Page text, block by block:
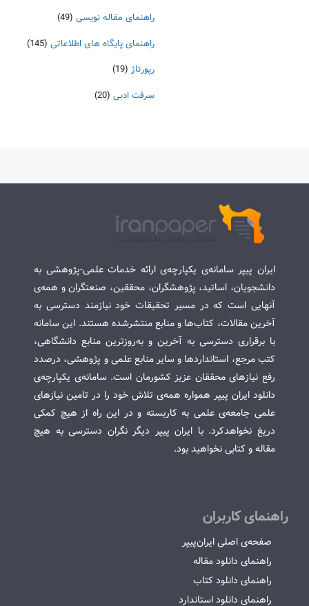
راهنمای مقاله نویسی (49)
راهنمای پایگاه های اطلاعاتی (145)
رپورتاژ (19)
سرقت ادبی (20)
ایران پیپر سامانه‌ی یکپارچه‌ی ارائه خدمات علمی-پژوهشی به
دانشجویان، اساتید، پژوهشگران، محققین، صنعتگران و همه‌ی
آنهایی است که در مسیر تحقیقات خود نیازمند دسترسی به
آخرین مقالات، کتاب‌ها و منابع منتشرشده هستند. این سامانه
با برقراری دسترسی به آخرین و به‌روزترین منابع دانشگاهی،
کتب مرجع، استانداردها و سایر منابع علمی و پژوهشی، درصدد
رفع نیازهای محققان عزیز کشورمان است. سامانه‌ی یکپارچه‌ی
دانلود ایران پیپر همواره همه‌ی تلاش خود را در تامین نیازهای
علمی جامعه‌ی علمی به کاربسته و در این راه از هیچ کمکی
دریغ نخواهدکرد. با ایران پیپر دیگر نگران دسترسی به هیچ
مقاله و کتابی نخواهید بود.
راهنمای کاربران
صفحه‌ی اصلی ایران‌پیپر
راهنمای دانلود مقاله
راهنمای دانلود کتاب
راهنمای دانلود استاندارد